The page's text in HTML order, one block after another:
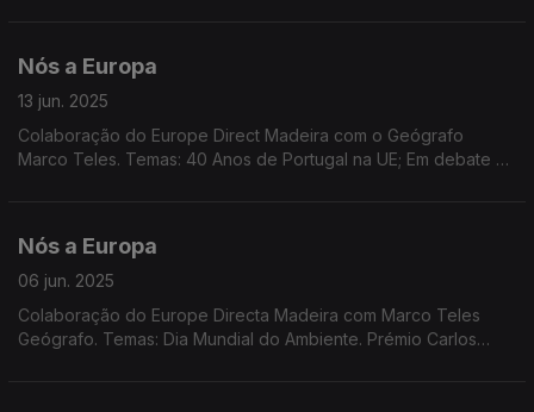
Nós a Europa
13 jun. 2025
Colaboração do Europe Direct Madeira com o Geógrafo
Marco Teles. Temas: 40 Anos de Portugal na UE; Em debate as
Nós a Europa
06 jun. 2025
Colaboração do Europe Directa Madeira com Marco Teles
Geógrafo. Temas: Dia Mundial do Ambiente. Prémio Carlos